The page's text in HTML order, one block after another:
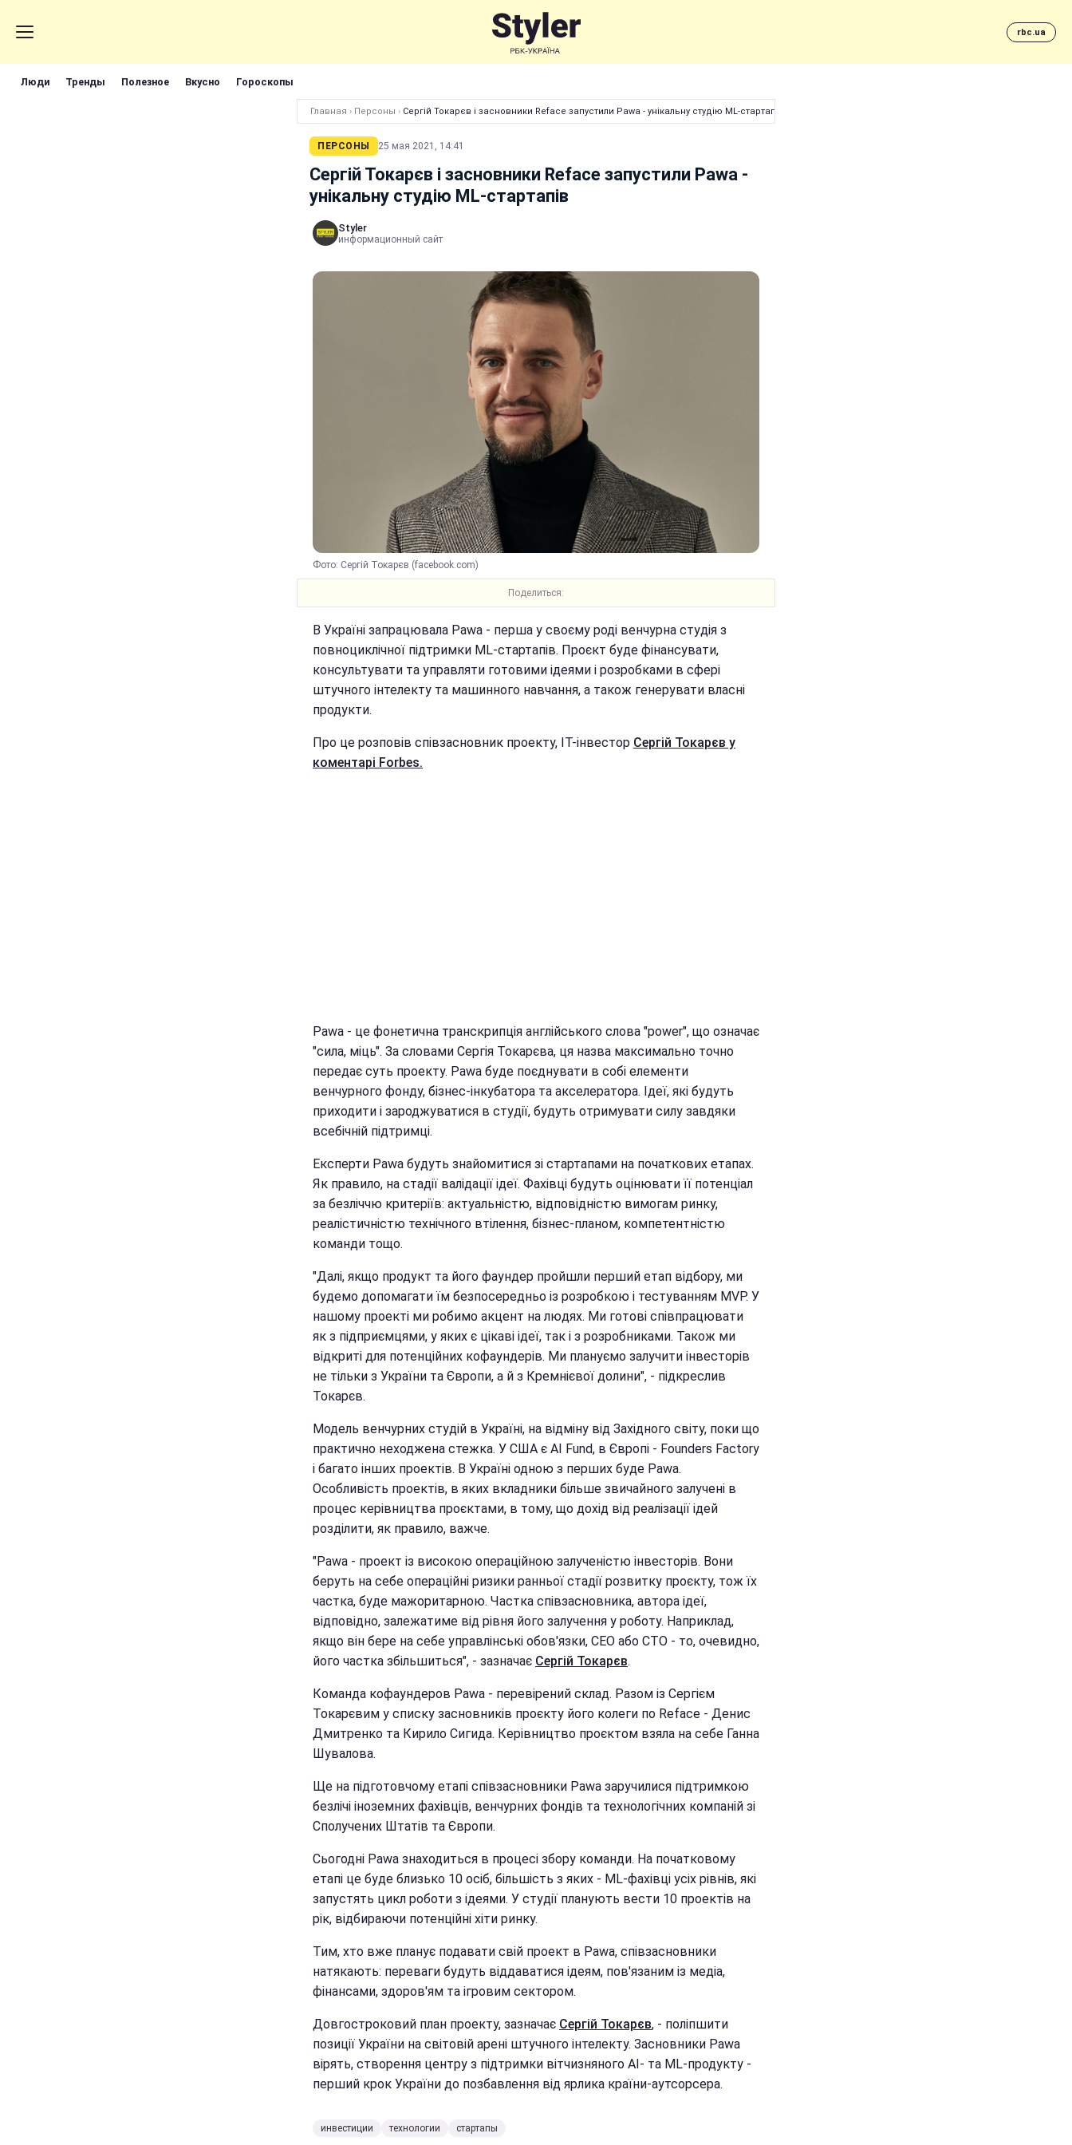
rbc.ua
Люди Тренды Полезное Вкусно Гороскопы
Главная › Персоны › Сергій Токарєв і засновники Reface запустили Pawa - унікальну студію ML-стартапів
ПЕРСОНЫ 25 мая 2021, 14:41
Сергій Токарєв і засновники Reface запустили Pawa -
унікальну студію ML-стартапів
Styler
информационный сайт
Фото: Сергій Токарєв (facebook.com)
Поделиться:
В Україні запрацювала Pawa - перша у своєму роді венчурна студія з
повноциклічної підтримки ML-стартапів. Проєкт буде фінансувати,
консультувати та управляти готовими ідеями і розробками в сфері
штучного інтелекту та машинного навчання, а також генерувати власні
продукти.
Про це розповів співзасновник проекту, IT-інвестор Сергій Токарєв у
коментарі Forbes.
Pawa - це фонетична транскрипція англійського слова "power", що означає
"сила, міць". За словами Сергія Токарєва, ця назва максимально точно
передає суть проекту. Pawa буде поєднувати в собі елементи
венчурного фонду, бізнес-інкубатора та акселератора. Ідеї, які будуть
приходити і зароджуватися в студії, будуть отримувати силу завдяки
всебічній підтримці.
Експерти Pawa будуть знайомитися зі стартапами на початкових етапах.
Як правило, на стадії валідації ідеї. Фахівці будуть оцінювати її потенціал
за безліччю критеріїв: актуальністю, відповідністю вимогам ринку,
реалістичністю технічного втілення, бізнес-планом, компетентністю
команди тощо.
"Далі, якщо продукт та його фаундер пройшли перший етап відбору, ми
будемо допомагати їм безпосередньо із розробкою і тестуванням MVP. У
нашому проекті ми робимо акцент на людях. Ми готові співпрацювати
як з підприємцями, у яких є цікаві ідеї, так і з розробниками. Також ми
відкриті для потенційних кофаундерів. Ми плануємо залучити інвесторів
не тільки з України та Європи, а й з Кремнієвої долини", - підкреслив
Токарєв.
Модель венчурних студій в Україні, на відміну від Західного світу, поки що
практично неходжена стежка. У США є AI Fund, в Європі - Founders Factory
і багато інших проектів. В Україні одною з перших буде Pawa.
Особливість проектів, в яких вкладники більше звичайного залучені в
процес керівництва проєктами, в тому, що дохід від реалізації ідей
розділити, як правило, важче.
"Pawa - проект із високою операційною залученістю інвесторів. Вони
беруть на себе операційні ризики ранньої стадії розвитку проєкту, тож їх
частка, буде мажоритарною. Частка співзасновника, автора ідеї,
відповідно, залежатиме від рівня його залучення у роботу. Наприклад,
якщо він бере на себе управлінські обов'язки, СЕО або СТО - то, очевидно,
його частка збільшиться", - зазначає Сергій Токарєв.
Команда кофаундеров Pawa - перевірений склад. Разом із Сергієм
Токарєвим у списку засновників проєкту його колеги по Reface - Денис
Дмитренко та Кирило Сигида. Керівництво проєктом взяла на себе Ганна
Шувалова.
Ще на підготовчому етапі співзасновники Pawa заручилися підтримкою
безлічі іноземних фахівців, венчурних фондів та технологічних компаній зі
Сполучених Штатів та Європи.
Сьогодні Pawa знаходиться в процесі збору команди. На початковому
етапі це буде близько 10 осіб, більшість з яких - ML-фахівці усіх рівнів, які
запустять цикл роботи з ідеями. У студії планують вести 10 проектів на
рік, відбираючи потенційні хіти ринку.
Тим, хто вже планує подавати свій проект в Pawa, співзасновники
натякають: переваги будуть віддаватися ідеям, пов'язаним із медіа,
фінансами, здоров'ям та ігровим сектором.
Довгостроковий план проекту, зазначає Сергій Токарєв, - поліпшити
позиції України на світовій арені штучного інтелекту. Засновники Pawa
вірять, створення центру з підтримки вітчизняного AI- та ML-продукту -
перший крок України до позбавлення від ярлика країни-аутсорсера.
инвестиции технологии стартапы